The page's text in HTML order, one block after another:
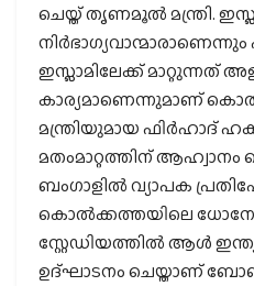
ചെയ്ത് തൃണമൂല്‍ മന്ത്രി.
ഇസ്ലാമിലേക്ക് മാറ്റുന്നത്
കാര്യമാണെന്നുമാണ്
മന്ത്രിയുമായ ഫിര്‍ഹാദ്
മതംമാറ്റത്തിന് ആഹ്വാനം
ബംഗാളില്‍ വ്യാപക
കൊല്‍ക്കത്തയിലെ
സ്റ്റേഡിയത്തില്‍ ആള്‍
ഉദ്ഘാടനം ചെയ്താണ്